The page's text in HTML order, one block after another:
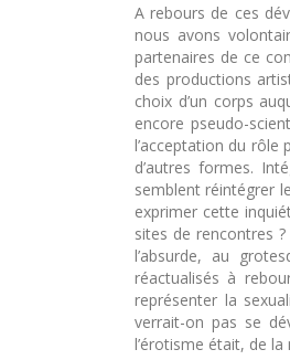
A rebours de ces
nous avons
partenaires de ce
des productions
choix d’un corps
encore pseudo-
l’acceptation du rôle
d’autres formes.
semblent réintégrer
exprimer cette
sites de rencontres
l’absurde, au
réactualisés à
représenter la
verrait-on pas se
l’érotisme était, de